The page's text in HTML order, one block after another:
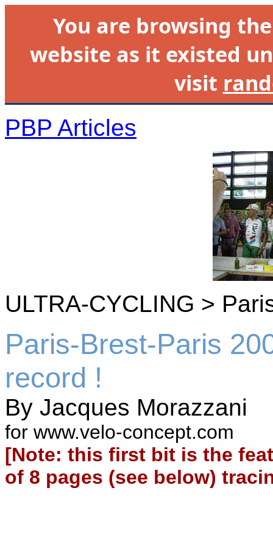
You are browsing
website as it existed
visit
PBP Articles
ULTRA-CYCLING >
Paris-Brest-Paris
record !
By Jacques Morazzani
for www.velo-concept.com
[Note: this first bit is the
of 8 pages (see below)